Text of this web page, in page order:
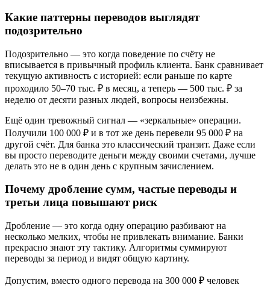
Какие паттерны переводов выглядят
подозрительно
Подозрительно — это когда поведение по счёту не
вписывается в привычный профиль клиента. Банк сравнивает
текущую активность с историей: если раньше по карте
проходило 50–70 тыс. ₽ в месяц, а теперь — 500 тыс. ₽ за
неделю от десяти разных людей, вопросы неизбежны.
Ещё один тревожный сигнал — «зеркальные» операции.
Получили 100 000 ₽ и в тот же день перевели 95 000 ₽ на
другой счёт. Для банка это классический транзит. Даже если
вы просто переводите деньги между своими счетами, лучше
делать это не в один день с крупным зачислением.
Почему дробление сумм, частые переводы и
третьи лица повышают риск
Дробление — это когда одну операцию разбивают на
несколько мелких, чтобы не привлекать внимание. Банки
прекрасно знают эту тактику. Алгоритмы суммируют
переводы за период и видят общую картину.
Допустим, вместо одного перевода на 300 000 ₽ человек